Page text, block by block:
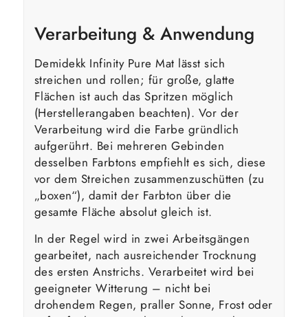
Verarbeitung & Anwendung
Demidekk Infinity Pure Mat lässt sich
streichen und rollen; für große, glatte
Flächen ist auch das Spritzen möglich
(Herstellerangaben beachten). Vor der
Verarbeitung wird die Farbe gründlich
aufgerührt. Bei mehreren Gebinden
desselben Farbtons empfiehlt es sich, diese
vor dem Streichen zusammenzuschütten (zu
„boxen“), damit der Farbton über die
gesamte Fläche absolut gleich ist.
In der Regel wird in zwei Arbeitsgängen
gearbeitet, nach ausreichender Trocknung
des ersten Anstrichs. Verarbeitet wird bei
geeigneter Witterung – nicht bei
drohendem Regen, praller Sonne, Frost oder